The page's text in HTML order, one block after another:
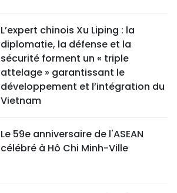
L’expert chinois Xu Liping : la
diplomatie, la défense et la
sécurité forment un « triple
attelage » garantissant le
développement et l’intégration du
Vietnam
Le 59e anniversaire de l'ASEAN
célébré à Hô Chi Minh-Ville